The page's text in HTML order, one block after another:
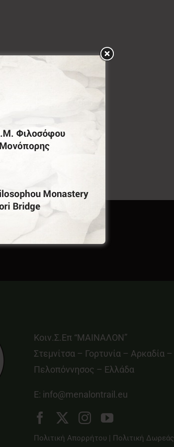
Κοιν.Σ.Επ “ΜΑΙΝΑΛΟΝ”
Στεμνίτσα – Γορτυνία – Αρκαδία –
Πελοπόννησος – Ελλάδα
E: info@menalontrail.eu
Πολιτική Απορρήτου | Πολιτική Δωρεάς